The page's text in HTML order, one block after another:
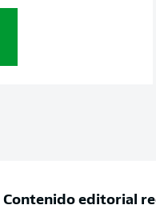
Contenido editorial